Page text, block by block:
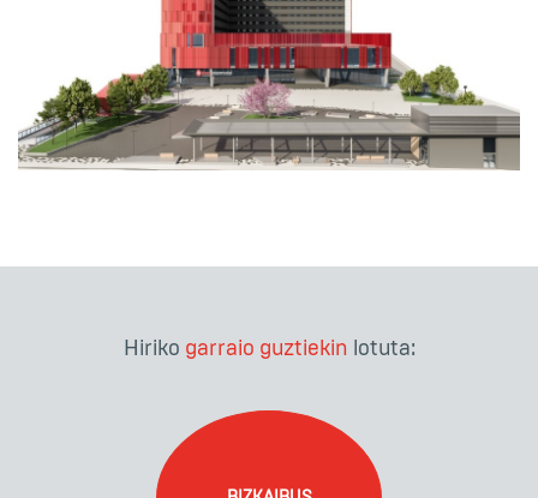
Hiriko garraio guztiekin lotuta: